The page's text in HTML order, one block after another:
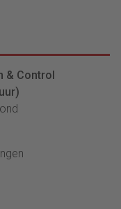
& Control